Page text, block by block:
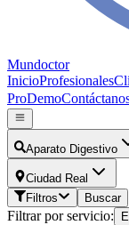
Mundoctor
InicioProfesionales
ProDemo
Aparato Digestivo
Ciudad Real
Filtros
Buscar
Filtrar por servicio: